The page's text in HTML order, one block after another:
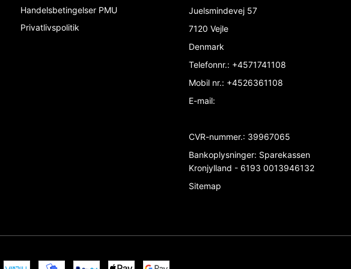
Handelsbetingelser PMU
Privatlivspolitik
Juelsmindevej 57
7120 Vejle
Denmark
Telefonnr.: +4571741108
Mobil nr.: +4526361108
E-mail:
CVR-nummer.: 39967065
Bankoplysninger: Sparekassen
Kronjylland - 6193 0013946132
Sitemap